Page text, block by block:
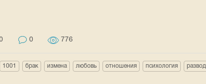
0 776
1001 брак измена любовь отношения психология развод